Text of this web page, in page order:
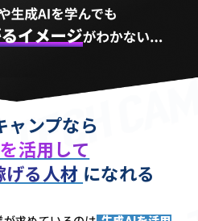
ャンプなら
活用して
げる人材 になれる